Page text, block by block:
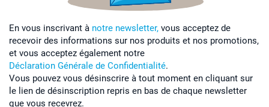
19,5 cm
XXL
77,2 cm
61,5 cm
En vous inscrivant à notre newsletter, vous acceptez de
recevoir des informations sur nos produits et nos promotions,
et vous acceptez également notre
Déclaration Générale de Confidentialité.
Vous pouvez vous désinscrire à tout moment en cliquant sur
le lien de désinscription repris en bas de chaque newsletter
que vous recevrez.